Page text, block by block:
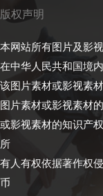
版权声明
本网站所有图片及影
在中华人民共和国境
该图片素材或影视素
图片素材或影视素材
或影视素材的知识产
所
有人有权依据著作权
币